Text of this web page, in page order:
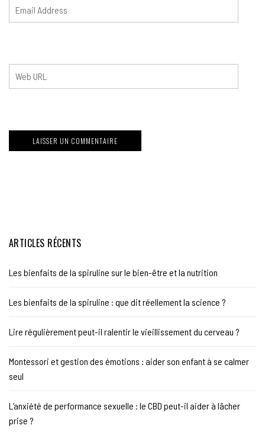
ARTICLES RÉCENTS
Les bienfaits de la spiruline sur le bien-être et la nutrition
Les bienfaits de la spiruline : que dit réellement la science ?
Lire régulièrement peut-il ralentir le vieillissement du cerveau ?
Montessori et gestion des émotions : aider son enfant à se calmer
seul
L’anxiété de performance sexuelle : le CBD peut-il aider à lâcher
prise ?